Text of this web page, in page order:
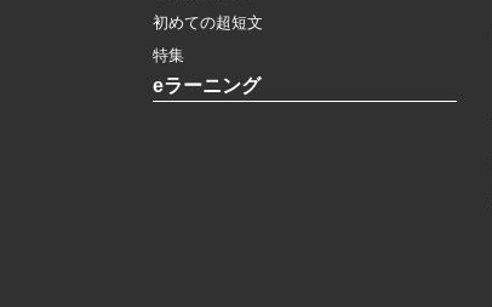
初めての超短文
特集
eラーニング